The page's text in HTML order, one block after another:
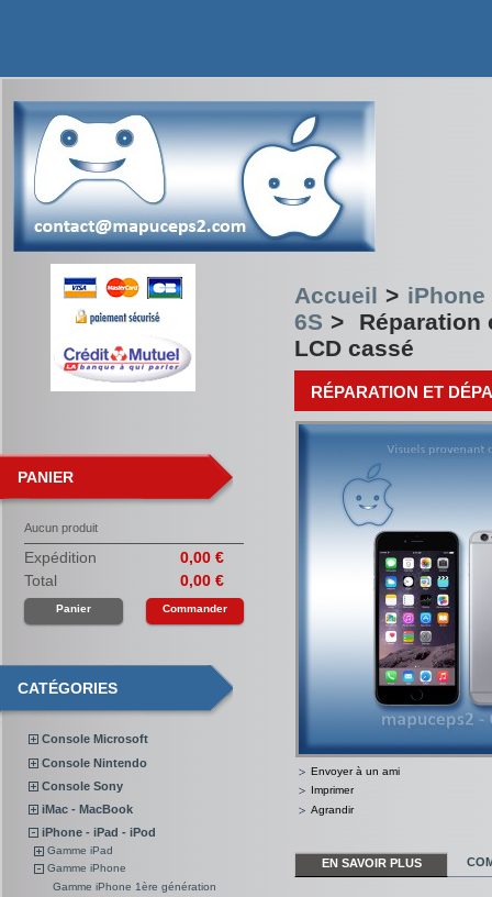
PANIER
Aucun produit
Expédition
0,00 €
Total
0,00 €
Panier Commander
CATÉGORIES
Console Microsoft
Console Nintendo
Console Sony
iMac - MacBook
iPhone - iPad - iPod
Gamme iPad
Gamme iPhone
Gamme iPhone 1ère génération
Accueil > iPhone
6S >
Réparation
LCD cassé
RÉPARATION ET
Envoyer à un ami
Imprimer
Agrandir
EN SAVOIR PLUS